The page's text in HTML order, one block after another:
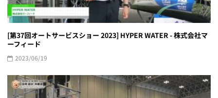
[第37回オートサービスショー 2023] HYPER WATER - 株式会社マ
ーフィード
2023/06/19